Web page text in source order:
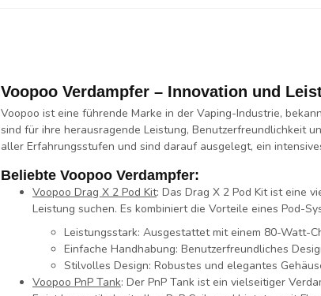
Voopoo Verdampfer – Innovation und
Voopoo ist eine führende Marke in der Vaping-Industrie,
sind für ihre herausragende Leistung, Benutzerfreundlichkeit
aller Erfahrungsstufen und sind darauf ausgelegt, ein
Beliebte Voopoo Verdampfer:
Voopoo Drag X 2 Pod Kit: Das Drag X 2 Pod Kit ist eine
Leistung suchen. Es kombiniert die Vorteile eines Pod-
Leistungsstark: Ausgestattet mit einem 80-Watt-
Einfache Handhabung: Benutzerfreundliches
Stilvolles Design: Robustes und elegantes
Voopoo PnP Tank: Der PnP Tank ist ein vielseitiger